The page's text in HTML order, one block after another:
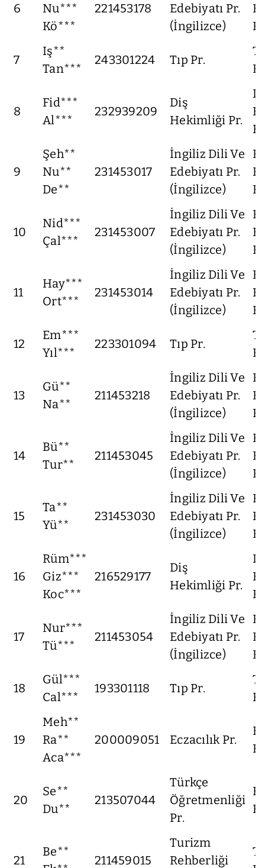
6
Nu***
Kö***
221453178
Edebiyatı Pr.
(İngilizce)
7
Iş**
Tan***
243301224 Tıp Pr.
8
Fid***
Al***
232939209
Diş
Hekimliği Pr.
9
Şeh**
Nu**
De**
231453017
İngiliz Dili Ve
Edebiyatı Pr.
(İngilizce)
10
Nid***
Çal***
231453007
İngiliz Dili Ve
Edebiyatı Pr.
(İngilizce)
11
Hay***
Ort***
231453014
İngiliz Dili Ve
Edebiyatı Pr.
(İngilizce)
12
Em***
Yıl***
223301094 Tıp Pr.
13
Gü**
Na**
211453218
İngiliz Dili Ve
Edebiyatı Pr.
(İngilizce)
14
Bü**
Tur**
211453045
İngiliz Dili Ve
Edebiyatı Pr.
(İngilizce)
15
Ta**
Yü**
231453030
İngiliz Dili Ve
Edebiyatı Pr.
(İngilizce)
16
Rüm***
Giz***
Koc***
216529177
Diş
Hekimliği Pr.
17
Nur***
Tü***
211453054
İngiliz Dili Ve
Edebiyatı Pr.
(İngilizce)
18
Gül***
Cal***
193301118 Tıp Pr.
19
Meh**
Ra**
Aca***
200009051 Eczacılık Pr.
20
Se**
Du**
213507044
Türkçe
Öğretmenliği
Pr.
21
Be**
211459015
Turizm
Rehberliği